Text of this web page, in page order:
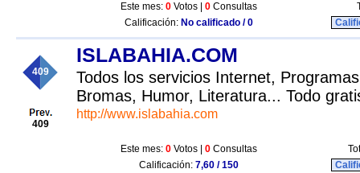
Este mes: 0 Votos | 0 Consultas
Calificación: No calificado / 0
409
409
ISLABAHIA.COM
Todos los servicios Internet,
Bromas, Humor, Literatura... Todo
http://www.islabahia.com
Este mes: 0 Votos | 0 Consultas
Calificación: 7,60 / 150